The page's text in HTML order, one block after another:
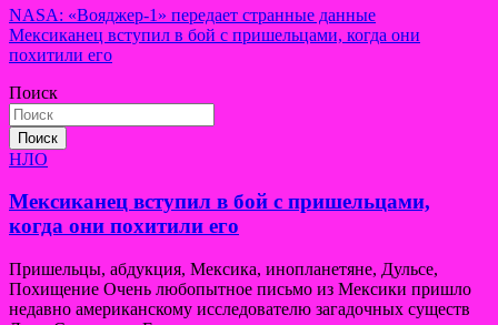
Навигация
по
NASA: «Вояджер-1» передает странные данные
Мексиканец вступил в бой с пришельцами, когда они
похитили его
Поиск
Поиск
НЛО
Мексиканец вступил в бой с пришельцами,
когда они похитили его
Пришельцы, абдукция, Мексика, инопланетяне, Дульсе,
Похищение Очень любопытное письмо из Мексики пришло
недавно американскому исследователю загадочных существ